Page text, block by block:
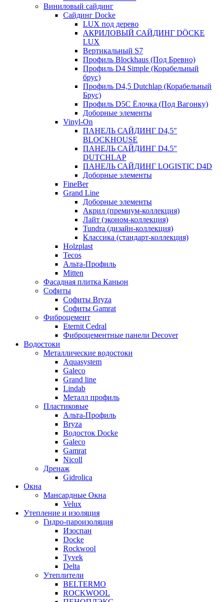
Виниловый сайдинг
Сайдинг Docke
LUX под дерево
АКРИЛОВЫЙ САЙДИНГ DÖCKE
LUX
Вертикальный S7
Профиль Blockhaus (Под Бревно)
Профиль D4 Simple (Корабельный
брус)
Профиль D4,5 Dutchlap (Корабельный
Брус)
Профиль D5C Ёлочка (Под Вагонку)
Доборные элементы
Vinyl-On
ПАНЕЛЬ САЙДИНГ D4,5″
BLOCKHOUSE
ПАНЕЛЬ САЙДИНГ D4.5″
DUTCHLAP
ПАНЕЛЬ САЙДИНГ LOGISTIC D4D
Доборные элементы
FineBer
Grand Line
Доборные элементы
Акрил (премиум-коллекция)
Лайт (эконом-коллекция)
Tundra (дизайн-коллекция)
Классика (стандарт-коллекция)
Holzplast
Tecos
Альта-Профиль
Mitten
Фасадная плитка Каньон
Софиты
Софиты Bryza
Софиты Gamrat
Фиброцемент
Eternit Cedral
Фиброцементные панели Decover
Водостоки
Металлические водостоки
Aquasystem
Galeco
Grand line
Lindab
Металл профиль
Пластиковые
Альта-Профиль
Bryza
Водосток Docke
Galeco
Gamrat
Nicoll
Дренаж
Gidrolica
Окна
Мансардные Окна
Velux
Утепление и изоляция
Гидро-пароизоляция
Изоспан
Docke
Rockwool
Tyvek
Delta
Утеплители
BELTERMO
ROCKWOOL